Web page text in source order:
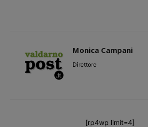
Monica Campani
Direttore
[rp4wp limit=4]